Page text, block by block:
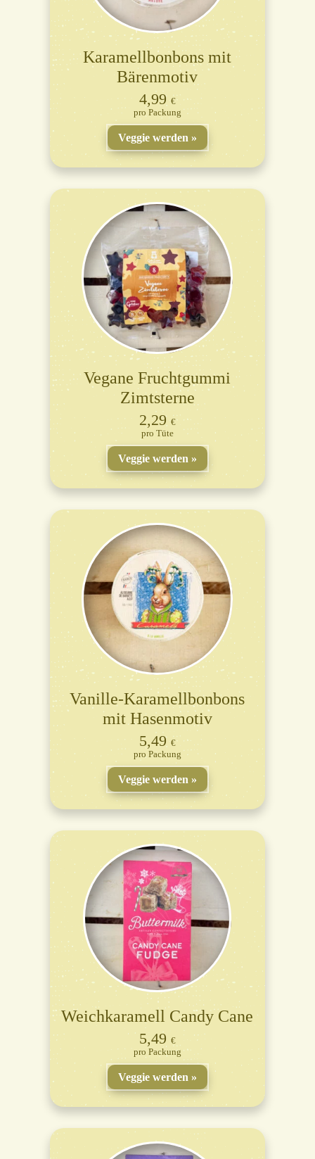
Karamellbonbons mit
Bärenmotiv
4,99€
Packung
Veggie werden
Vegane Fruchtgummi
Zimtsterne
2,29€
Tüte
Veggie werden
Vanille-Karamellbonbons
mit Hasenmotiv
5,49€
Packung
Veggie werden
Weichkaramell Candy Cane
5,49 €
Packung
Veggie werden